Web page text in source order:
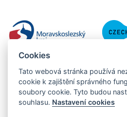
Copyright © 2013 - 2026
Cookies
Tato webová stránka používá
cookie k zajištění správného
soubory cookie. Tyto budou
souhlasu. Nastavení cookies